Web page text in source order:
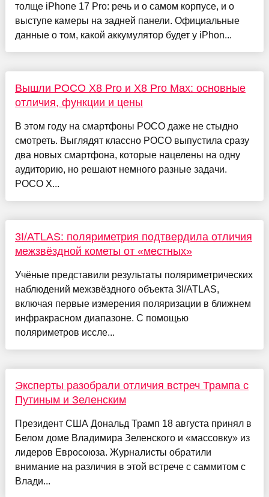
толще iPhone 17 Pro: речь и о самом корпусе, и о
выступе камеры на задней панели. Официальные
данные о том, какой аккумулятор будет у iPhon...
Вышли POCO X8 Pro и X8 Pro Max: основные
отличия, функции и цены
В этом году на смартфоны POCO даже не стыдно
смотреть. Выглядят классно POCO выпустила сразу
два новых смартфона, которые нацелены на одну
аудиторию, но решают немного разные задачи.
POCO X...
3I/ATLAS: поляриметрия подтвердила отличия
межзвёздной кометы от «местных»
Учёные представили результаты поляриметрических
наблюдений межзвёздного объекта 3I/ATLAS,
включая первые измерения поляризации в ближнем
инфракрасном диапазоне. С помощью
поляриметров иссле...
Эксперты разобрали отличия встреч Трампа с
Путиным и Зеленским
Президент США Дональд Трамп 18 августа принял в
Белом доме Владимира Зеленского и «массовку» из
лидеров Евросоюза. Журналисты обратили
внимание на различия в этой встрече с саммитом с
Влади...